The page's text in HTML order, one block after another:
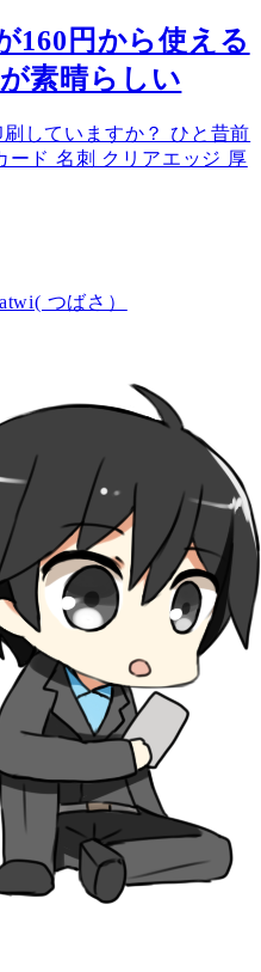
160円から使える
素晴らしい
していますか？ ひと昔前
ード 名刺 クリアエッジ 厚
つばさ）